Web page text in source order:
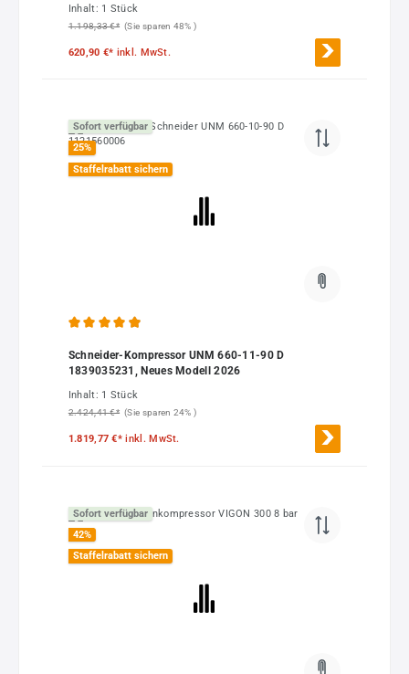
Inhalt: 1 Stück
1.198,33 €* (Sie sparen 48% )
620,90 €* inkl. MwSt.
Sofort verfügbar
25%
Staffelrabatt sichern
Schneider-Kompressor UNM 660-11-90 D
1839035231, Neues Modell 2026
Inhalt: 1 Stück
2.424,41 €* (Sie sparen 24% )
1.819,77 €*inkl. MwSt.
Sofort verfügbar
42%
Staffelrabatt sichern